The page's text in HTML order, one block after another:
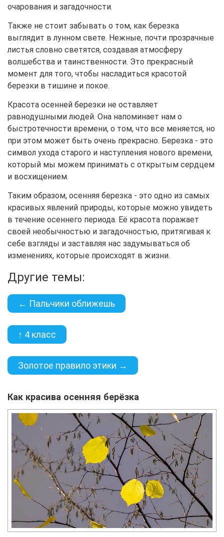
очарования и загадочности.
Также не стоит забывать о том, как березка
выглядит в лунном свете. Нежные, почти прозрачные
листья словно светятся, создавая атмосферу
волшебства и таинственности. Это прекрасный
момент для того, чтобы насладиться красотой
березки в тишине и покое.
Красота осенней березки не оставляет
равнодушными людей. Она напоминает нам о
быстротечности времени, о том, что все меняется, но
при этом может быть очень прекрасно. Березка - это
символ ухода старого и наступления нового времени,
который мы можем принимать с открытым сердцем
и восхищением.
Таким образом, осенняя березка - это одно из самых
красивых явлений природы, которые можно увидеть
в течение осеннего периода. Её красота поражает
своей необычностью и загадочностью, притягивая к
себе взгляды и заставляя нас задумываться об
изменениях, которые происходят в жизни.
Другие темы:
← Пальчики оближешь
↑ 4 класс
Золотое правило этики →
Как красива осенняя берёзка